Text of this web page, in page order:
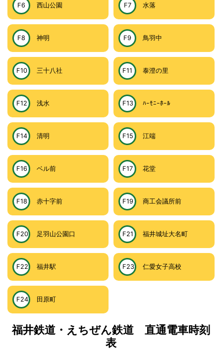
F6 西山公園 F7 水落
F8 神明 F9 鳥羽中
F10 三十八社 F11 泰澄の里
F12 浅水 F13 ﾊｰﾓﾆｰﾎｰﾙ
F14 清明 F15 江端
F16 ベル前 F17 花堂
F18 赤十字前 F19 商工会議所前
F20 足羽山公園口 F21 福井城址大名町
F22 福井駅 F23 仁愛女子高校
F24 田原町
福井鉄道・えちぜん鉄道 直通電車時刻
表